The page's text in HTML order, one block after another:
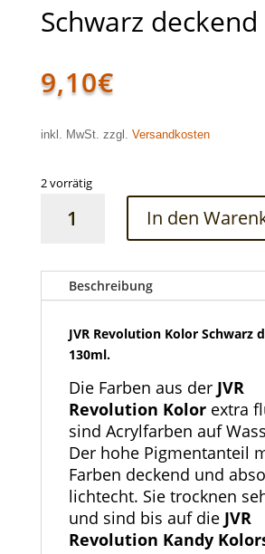
Schwarz
9,10€
inkl. MwSt. zzgl. Versandkosten
2 vorrätig
Revolution
deckend
130ml
Menge
In den
Beschreibung
JVR Revolution Kolor Schwarz
130ml.
Die Farben aus der JVR
Revolution Kolor extra
sind Acrylfarben auf
Der hohe Pigmentanteil
Farben deckend und
lichtecht. Sie trocknen
und sind bis auf die JVR
Revolution Kandy